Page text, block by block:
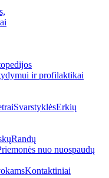
ir profilaktikai
SvarstyklėsErkių
Randų
nuo nuospaudų
Kontaktiniai